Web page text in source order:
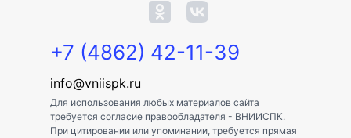
+7 (4862) 42-11-39
info@vniispk.ru
Для использования любых материалов сайта
требуется согласие правообладателя - ВНИИСПК.
При цитировании или упоминании, требуется прямая